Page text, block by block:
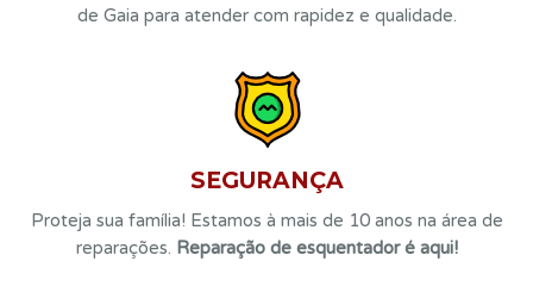
de Gaia para atender com rapidez e qualidade.
SEGURANÇA
Proteja sua família! Estamos à mais de 10 anos na área de
reparações. Reparação de esquentador é aqui!